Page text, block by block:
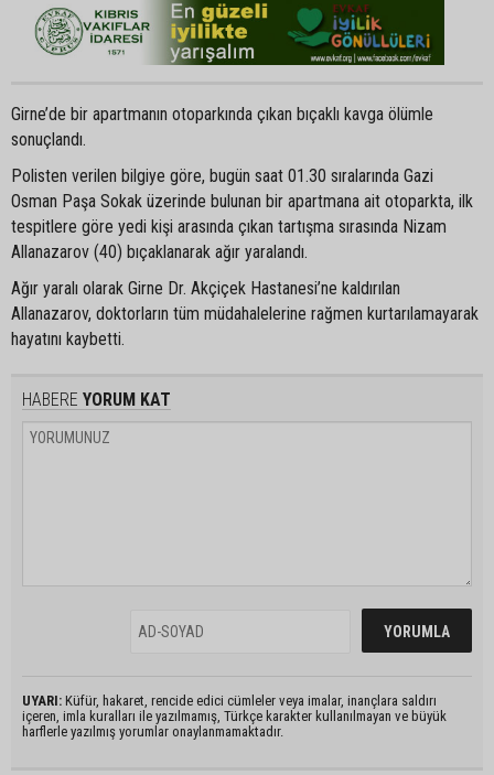
Girne’de bir apartmanın otoparkında çıkan bıçaklı kavga ölümle
sonuçlandı.
Polisten verilen bilgiye göre, bugün saat 01.30 sıralarında Gazi
Osman Paşa Sokak üzerinde bulunan bir apartmana ait otoparkta, ilk
tespitlere göre yedi kişi arasında çıkan tartışma sırasında Nizam
Allanazarov (40) bıçaklanarak ağır yaralandı.
Ağır yaralı olarak Girne Dr. Akçiçek Hastanesi’ne kaldırılan
Allanazarov, doktorların tüm müdahalelerine rağmen kurtarılamayarak
hayatını kaybetti.
HABERE YORUM KAT
UYARI: Küfür, hakaret, rencide edici cümleler veya imalar, inançlara saldırı
içeren, imla kuralları ile yazılmamış, Türkçe karakter kullanılmayan ve büyük
harflerle yazılmış yorumlar onaylanmamaktadır.